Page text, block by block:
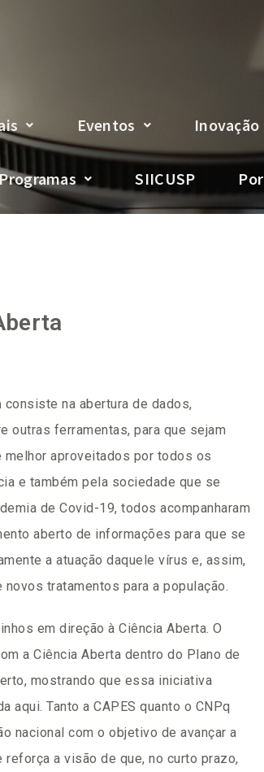
Eventos Inovação
SIICUSP
consiste na abertura de dados,
outras ferramentas, para que sejam
aproveitados por todos os
e também pela sociedade que se
de Covid-19, todos acompanharam
aberto de informações para que se
a atuação daquele vírus e, assim,
tratamentos para a população.
em direção à Ciência Aberta. O
a Ciência Aberta dentro do Plano de
mostrando que essa iniciativa
aqui. Tanto a CAPES quanto o CNPq
nacional com o objetivo de avançar a
reforça a visão de que, no curto prazo,